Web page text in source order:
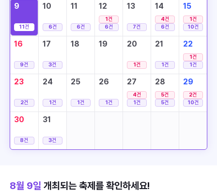
9
11건
10
6건
11
6건
12
1건
6건
13
7건
14
4건
6건
15
1건
10건
16
9건
17
3건
18 19 20
1건
21
1건
22
1건
1건
23
2건
24
1건
25
1건
26
1건
27
4건
1건
28
5건
5건
29
2건
10건
30
8건
31
3건
8월 9일 개최되는 축제를 확인하세요!